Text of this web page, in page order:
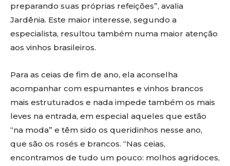
preparando suas próprias refeições”, avalia
Jardênia. Este maior interesse, segundo a
especialista, resultou também numa maior atenção
aos vinhos brasileiros.
Para as ceias de fim de ano, ela aconselha
acompanhar com espumantes e vinhos brancos
mais estruturados e nada impede também os mais
leves na entrada, em especial aqueles que estão
“na moda” e têm sido os queridinhos nesse ano,
que são os rosés e brancos. “Nas ceias,
encontramos de tudo um pouco: molhos agridoces,